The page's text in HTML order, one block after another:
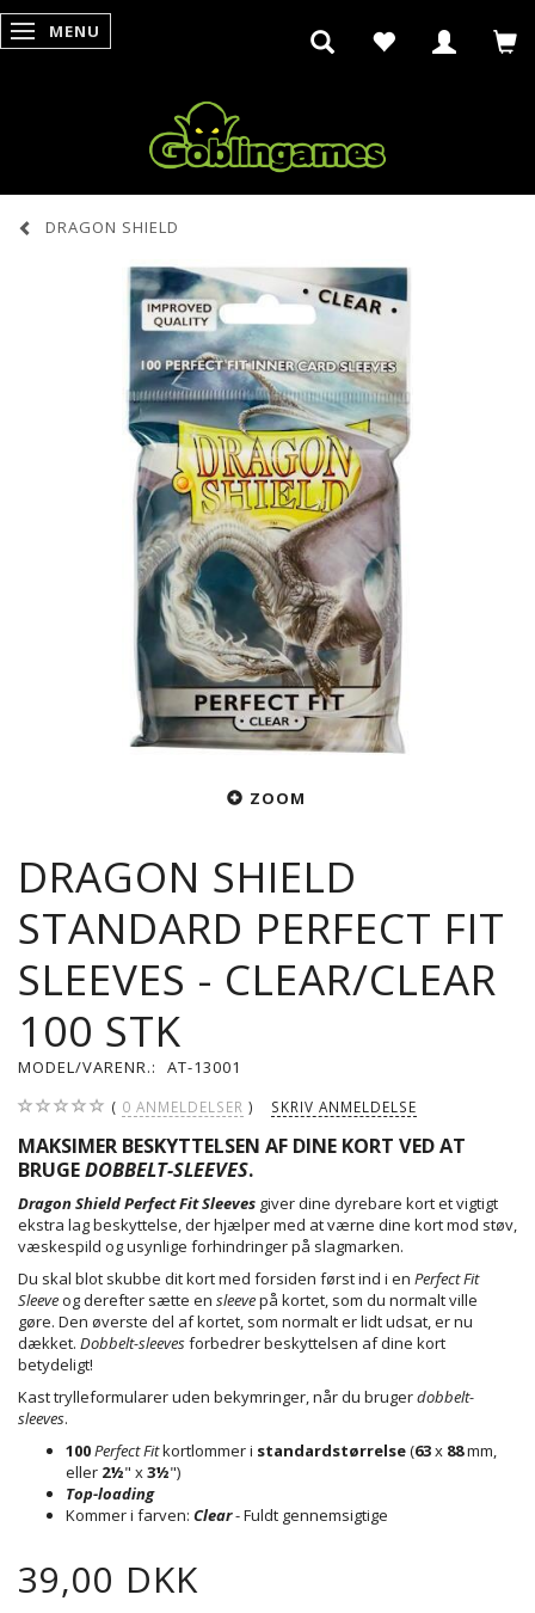
SKIFTE NAVIGATION
MENU
DRAGON SHIELD
ZOOM
DRAGON SHIELD
STANDARD PERFECT FIT
SLEEVES - CLEAR/CLEAR
100 STK
MODEL/VARENR.: AT-13001
0 ANMELDELSER SKRIV ANMELDELSE
MAKSIMER BESKYTTELSEN AF DINE KORT VED AT
BRUGEDOBBELT-SLEEVES.
Dragon Shield Perfect Fit Sleeves giver dine dyrebare kort et vigtigt
ekstra lag beskyttelse, der hjælper med at værne dine kort mod støv,
væskespild og usynlige forhindringer på slagmarken.
Du skal blot skubbe dit kort med forsiden først ind i en Perfect Fit
Sleeveog derefter sætte en sleevepå kortet, som du normalt ville
gøre. Den øverste del af kortet, som normalt er lidt udsat, er nu
dækket. Dobbelt-sleevesforbedrer beskyttelsen af dine kort
betydeligt!
Kast trylleformularer uden bekymringer, når du brugerdobbelt-
sleeves.
100Perfect Fitkortlommer i standardstørrelse(63x 88mm,
eller 2½" x3½")
Top-loading
Kommer i farven: Clear- Fuldt gennemsigtige
39,00 DKK